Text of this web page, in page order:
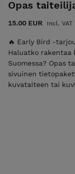
Opas
15.00 EUR Incl. VAT
🔥 Early Bird -
Haluatko rakentaa
Suomessa? Opas
sivuinen
kuvataiteen tai
verkostot, jotka
resursseja
Se pureutuu
puoleen, kuten
vapauteen elää